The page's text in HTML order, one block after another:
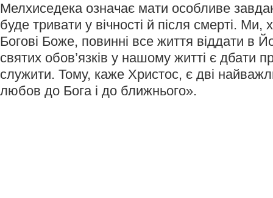
Мелхиседека означає мати особливе
буде тривати у вічності й після смерті. Ми,
Богові Боже, повинні все життя віддати в
святих обов’язків у нашому житті є дбати
служити. Тому, каже Христос, є дві
любов до Бога і до ближнього».